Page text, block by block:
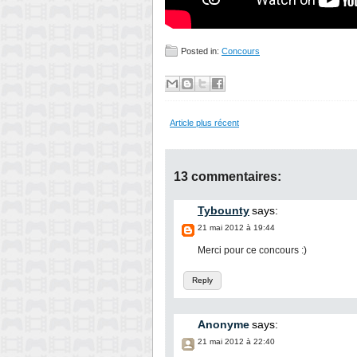
Posted in: Concours
Article plus récent
13 commentaires:
Tybountysays:
21 mai 2012 à 19:44
Reply
Merci pour ce concours :)
Anonymesays:
21 mai 2012 à 22:40